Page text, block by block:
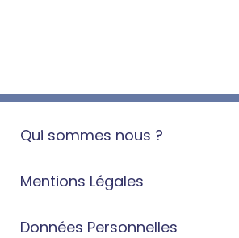
Qui sommes nous ?
Mentions Légales
Données Personnelles